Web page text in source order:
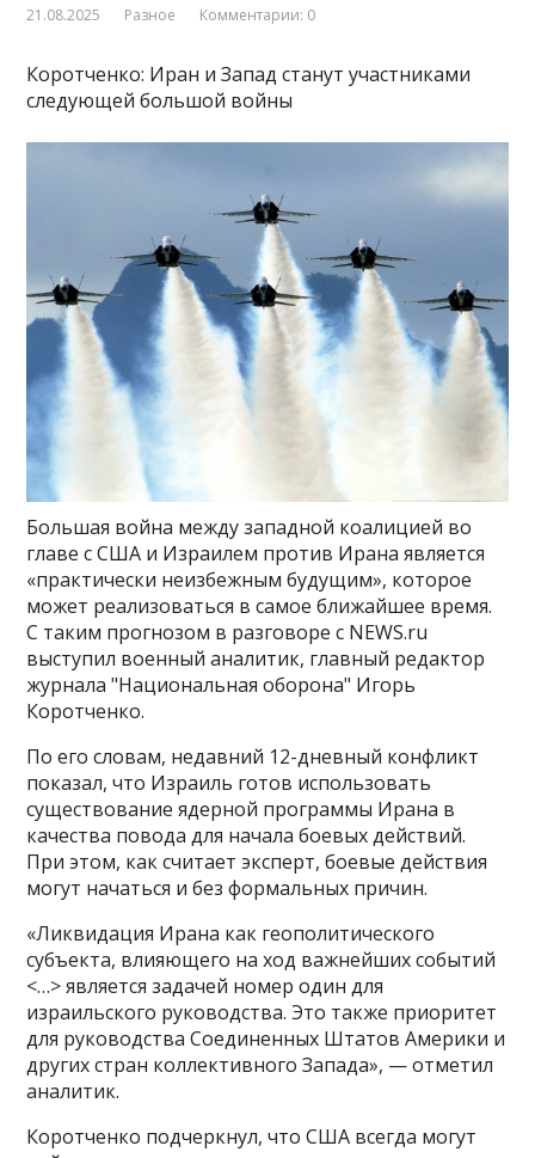
21.08.2025 Разное Комментарии: 0
Коротченко: Иран и Запад станут участниками
следующей большой войны
Большая война между западной коалицией во
главе с США и Израилем против Ирана является
«практически неизбежным будущим», которое
может реализоваться в самое ближайшее время.
С таким прогнозом в разговоре с NEWS.ru
выступил военный аналитик, главный редактор
журнала "Национальная оборона" Игорь
Коротченко.
По его словам, недавний 12-дневный конфликт
показал, что Израиль готов использовать
существование ядерной программы Ирана в
качества повода для начала боевых действий.
При этом, как считает эксперт, боевые действия
могут начаться и без формальных причин.
«Ликвидация Ирана как геополитического
субъекта, влияющего на ход важнейших событий
<…> является задачей номер один для
израильского руководства. Это также приоритет
для руководства Соединенных Штатов Америки и
других стран коллективного Запада», — отметил
аналитик.
Коротченко подчеркнул, что США всегда могут